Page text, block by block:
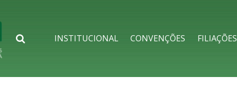
SearchINSTITUCIONAL CONVENÇÕES FILIAÇÕES